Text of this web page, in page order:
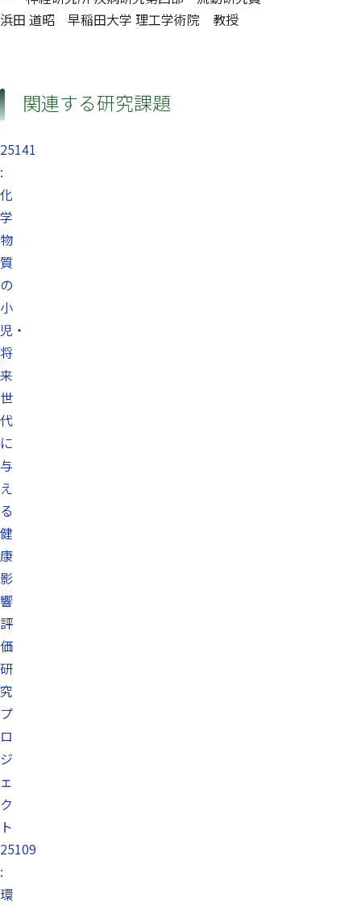
浜田 道昭 早稲田大学 理工学術院 教授
関連する研究課題
25141
:
化
学
物
質
の
小
児・
将
来
世
代
に
与
え
る
健
康
影
響
評
価
研
究
プ
ロ
ジ
ェ
ク
ト
25109
:
環